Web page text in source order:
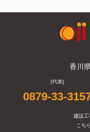
香川
[代表]
0879-33-
建設工
こち